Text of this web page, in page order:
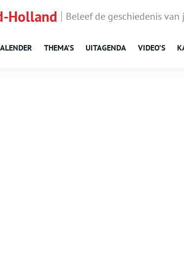
Holland Beleef de geschiedenis
THEMA’S UITAGENDA VIDEO’S